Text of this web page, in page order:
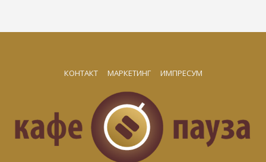
КОНТАКТ МАРКЕТИНГ ИМПРЕСУМ